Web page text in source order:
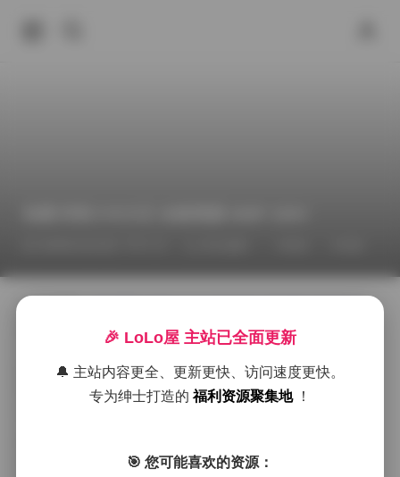
拿起相机的那一刻，灯光已经在软箱里轻轻晃动，像是
为即将到来的镜头做最后的呼吸。小今大王站在布景
前，身上的那件淡蓝色针织衫随微风轻轻摆动，领口的
细节在光线下呈现出细腻的纹理感。我不断调整快门速
度，试图捕捉她每一次转头时眼神里闪烁的光点——那
挂着几幅抽象画作，地面铺着浅灰色的地毯，脚步声在
🎉 LoLo屋 主站已全面更新
🔔 主站内容更全、更新更快、访问速度更快。
专为绅士打造的福利资源聚集地 ！
🎯 您可能喜欢的资源：